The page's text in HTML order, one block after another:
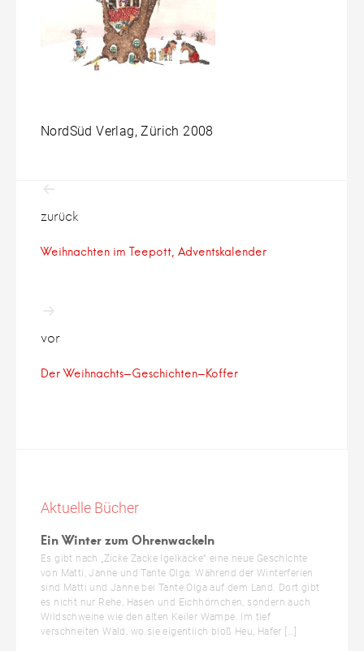
NordSüd Verlag, Zürich 2008
Beitragsnavigation
zurück
Weihnachten im Teepott, Adventskalender
vor
Der Weihnachts-Geschichten-Koffer
Aktuelle Bücher
Ein Winter zum Ohrenwackeln
Es gibt nach „Zicke Zacke Igelkacke“ eine neue Geschichte
von Matti, Janne und Tante Olga: Während der Winterferien
sind Matti und Janne bei Tante Olga auf dem Land. Dort gibt
es nicht nur Rehe, Hasen und Eichhörnchen, sondern auch
Wildschweine wie den alten Keiler Wampe. Im tief
verschneiten Wald, wo sie eigentlich bloß Heu, Hafer […]